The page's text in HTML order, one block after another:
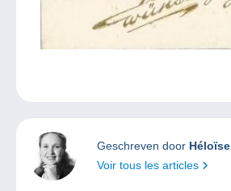
Geschreven door Héloïse
Voir tous les articles